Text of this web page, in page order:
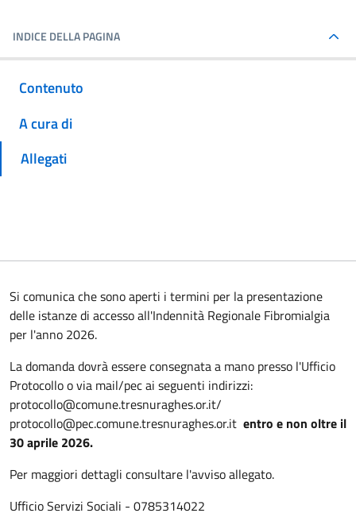
INDICE DELLA PAGINA
Contenuto
A cura di
Allegati
Si comunica che sono aperti i termini per la presentazione
delle istanze di accesso all'Indennità Regionale Fibromialgia
per l'anno 2026.
La domanda dovrà essere consegnata a mano presso l'Ufficio
Protocollo o via mail/pec ai seguenti indirizzi:
protocollo@comune.tresnuraghes.or.it/
protocollo@pec.comune.tresnuraghes.or.it entro e non oltre il
30 aprile 2026.
Per maggiori dettagli consultare l'avviso allegato.
Ufficio Servizi Sociali - 0785314022